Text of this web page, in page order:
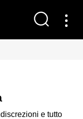
e tutto